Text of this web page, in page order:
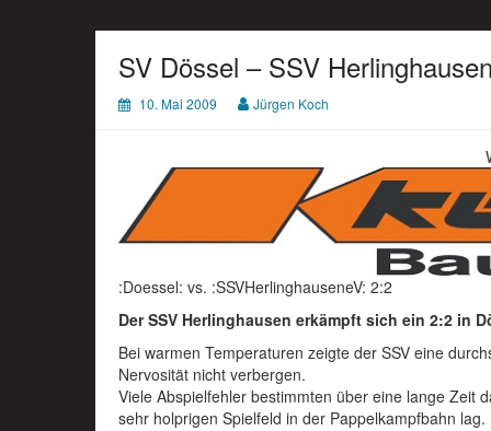
SV Dössel – SSV
10. Mai 2009 Jürgen Koch
:Doessel: vs. :SSVHerlinghauseneV: 2:2
Der SSV Herlinghausen erkämpft sich ein 2:2 in
Bei warmen Temperaturen zeigte der SSV eine
Nervosität nicht verbergen.
Viele Abspielfehler bestimmten über eine lange Zeit
sehr holprigen Spielfeld in der Pappelkampfbahn lag.